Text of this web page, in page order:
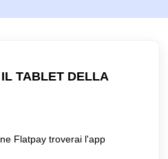
TABLET DELLA
Flatpay troverai l'app